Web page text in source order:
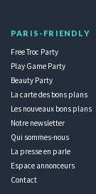
PARIS-FRIENDLY
Free Troc Party
Play Game Party
Beauty Party
La carte des bons plans
Les nouveaux bons plans
Notre newsletter
Qui sommes-nous
La presse en parle
Espace annonceurs
Contact